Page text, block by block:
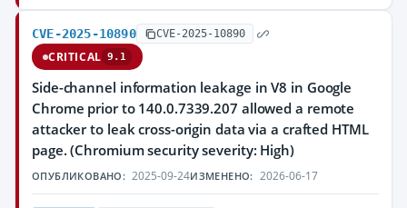
CVE-2025-10890 CVE-2025-10890
CRITICAL 9.1
Side-channel information leakage in V8 in Google
Chrome prior to 140.0.7339.207 allowed a remote
attacker to leak cross-origin data via a crafted HTML
page. (Chromium security severity: High)
ОПУБЛИКОВАНО: 2025-09-24ИЗМЕНЕНО: 2026-06-17